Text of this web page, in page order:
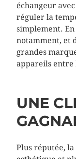
échangeur
réguler la
simplement.
notamment, et
grandes
appareils entre
UNE
Plus réputée,